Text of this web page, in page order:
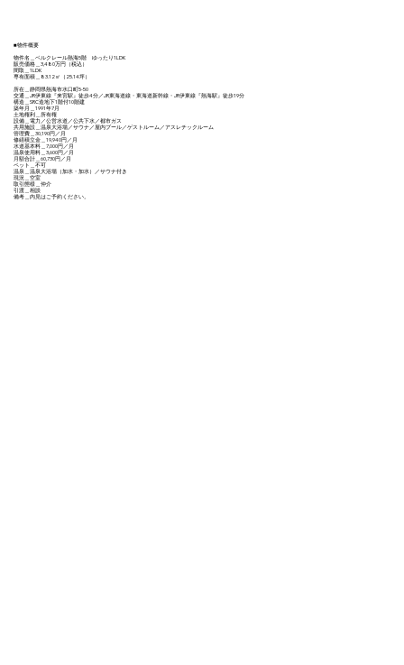
■物件概要
物件名＿ベルクレール熱海5階 ゆったり1LDK
販売価格＿3,480万円（税込）
間取＿1LDK
専有面積＿83.12㎡（25.14坪）
所在＿静岡県熱海市水口町5-50
交通＿JR伊東線『来宮駅』徒歩4分／JR東海道線・東海道新幹線・JR伊東線『熱海駅』徒歩19分
構造＿SRC造地下1階付10階建
築年月＿1991年7月
土地権利＿所有権
設備＿電力／公営水道／公共下水／都市ガス
共用施設＿温泉大浴場／サウナ／屋内プール／ゲストルーム／アスレチックルーム
管理費＿30,190円／月
修繕積立金＿19,940円／月
水道基本料＿7,000円／月
温泉使用料＿3,600円／月
月額合計＿60,730円／月
ペット＿不可
温泉＿温泉大浴場（加水・加水）／サウナ付き
現況＿空室
取引態様＿仲介
引渡＿相談
備考＿内見はご予約ください。